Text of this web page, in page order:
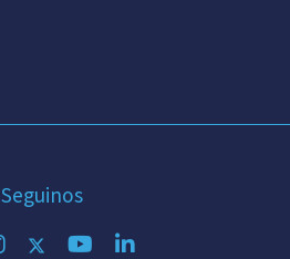
Seguinos